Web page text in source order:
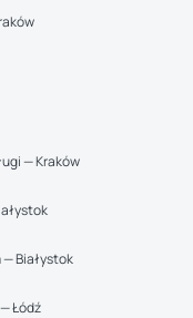
— Kraków
Białystok
Łódź